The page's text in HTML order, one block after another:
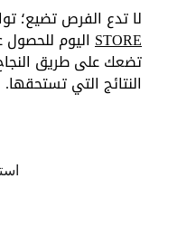
لا تدع الفرص تضيع؛
STORE اليوم
تضعك على طريق
النتائج التي تستحقها.